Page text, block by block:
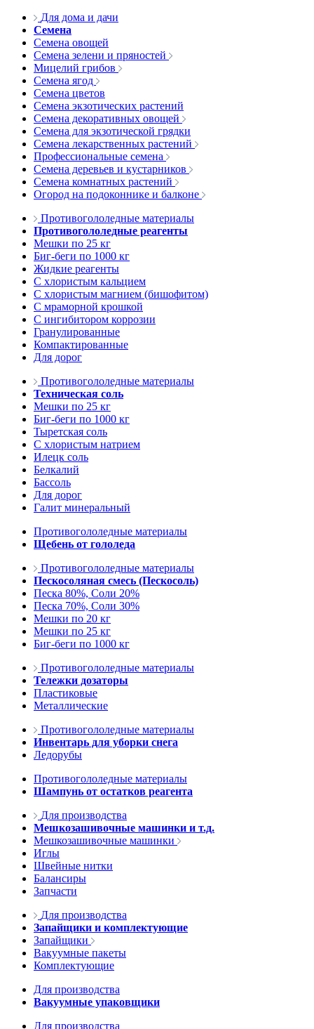
Для дома и дачи
Семена
Семена овощей
Семена зелени и пряностей
Мицелий грибов
Семена ягод
Семена цветов
Семена экзотических растений
Семена декоративных овощей
Семена для экзотической грядки
Семена лекарственных растений
Профессиональные семена
Семена деревьев и кустарников
Семена комнатных растений
Огород на подоконнике и балконе
Противогололедные материалы
Противогололедные реагенты
Мешки по 25 кг
Биг-беги по 1000 кг
Жидкие реагенты
С хлористым кальцием
С хлористым магнием (бишофитом)
С мраморной крошкой
С ингибитором коррозии
Гранулированные
Компактированные
Для дорог
Противогололедные материалы
Техническая соль
Мешки по 25 кг
Биг-беги по 1000 кг
Тыретская соль
С хлористым натрием
Илецк соль
Белкалий
Бассоль
Для дорог
Галит минеральный
Противогололедные материалы
Щебень от гололеда
Противогололедные материалы
Пескосоляная смесь (Пескосоль)
Песка 80%, Соли 20%
Песка 70%, Соли 30%
Мешки по 20 кг
Мешки по 25 кг
Биг-беги по 1000 кг
Противогололедные материалы
Тележки дозаторы
Пластиковые
Металлические
Противогололедные материалы
Инвентарь для уборки снега
Ледорубы
Противогололедные материалы
Шампунь от остатков реагента
Для производства
Мешкозашивочные машинки и т.д.
Мешкозашивочные машинки
Иглы
Швейные нитки
Балансиры
Запчасти
Для производства
Запайщики и комплектующие
Запайщики
Вакуумные пакеты
Комплектующие
Для производства
Вакуумные упаковщики
Для производства